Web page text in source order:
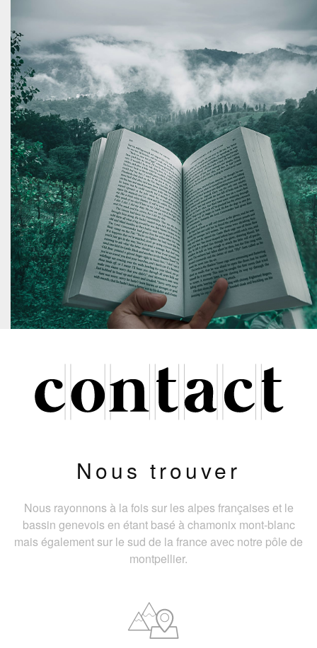
Nous trouver
Nous rayonnons à la fois sur les alpes françaises et le
bassin genevois en étant basé à chamonix mont-blanc
mais également sur le sud de la france avec notre pôle de
montpellier.